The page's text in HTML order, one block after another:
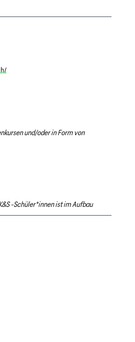
und/oder in Form von
-Schüler*innen ist im Aufbau